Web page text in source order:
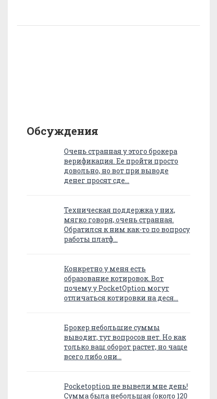
Обсуждения
Очень странная у этого брокера
верификация. Ее пройти просто
довольно, но вот при выводе
денег просят сде…
Техническая поддержка у них,
мягко говоря, очень странная.
Обратился к ним как-то по вопросу
работы платф…
Конкретно у меня есть
образование котировок. Вот
почему у PocketOption могут
отличаться котировки на деся…
Брокер небольшие суммы
выводит, тут вопросов нет. Но как
только ваш оборот растет, но чаще
всего либо они…
Pocketoption не вывели мне день!
Сумма была небольшая (около 120